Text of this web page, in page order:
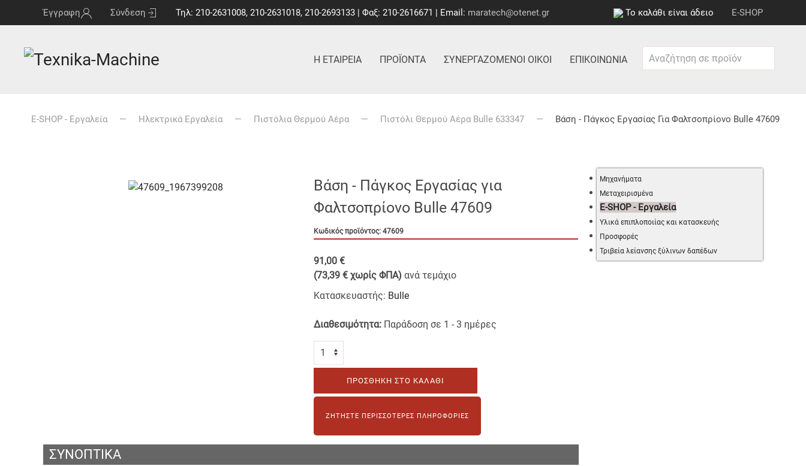
Έγγραφη Σύνδεση Τηλ: 210-2631008, 210-2631018, 210-2693133 | Φαξ: 210-2616671 | Email: maratech@otenet.gr Το καλάθι είναι άδειο E-SHOP
Η ΕΤΑΙΡΕΊΑ ΠΡΟΪΌΝΤΑ ΣΥΝΕΡΓΑΖΌΜΕΝΟΙ ΟΊΚΟΙ ΕΠΙΚΟΙΝΩΝΊΑ
E-SHOP - Εργαλεία Ηλεκτρικά Εργαλεία Πιστόλια Θερμού Αέρα Πιστόλι Θερμού Αέρα Bulle 633347 Βάση - Πάγκος Εργασίας Για Φαλτσοπρίονο Bulle 47609
Βάση - Πάγκος Εργασίας για
Φαλτσοπρίονο Bulle 47609
Κωδικός προϊόντος: 47609
91,00 €
(73,39 € χωρίς ΦΠΑ)ανά τεμάχιο
Κατασκευαστής: Bulle
Διαθεσιμότητα: Παράδοση σε 1 - 3 ημέρες
ΠΡΟΣΘΉΚΗ ΣΤΟ ΚΑΛΆΘΙ
ΖΗΤΉΣΤΕ ΠΕΡΙΣΣΌΤΕΡΕΣ ΠΛΗΡΟΦΟΡΊΕΣ
ΣΥΝΟΠΤΙΚΑ
Μηχανήματα
Μεταχειρισμένα
E-SHOP - Εργαλεία
Υλικά επιπλοποιίας και κατασκευής
Προσφορές
Τριβεία λείανσης ξύλινων δαπέδων